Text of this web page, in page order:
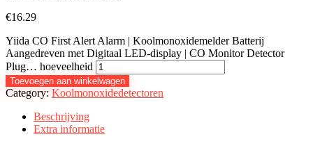
€16.29
Yiida CO First Alert Alarm | Koolmonoxidemelder Batterij
Aangedreven met Digitaal LED-display | CO Monitor Detector
Plug… hoeveelheid
Toevoegen aan winkelwagen
Category: Koolmonoxidedetectoren
Beschrijving
Extra informatie